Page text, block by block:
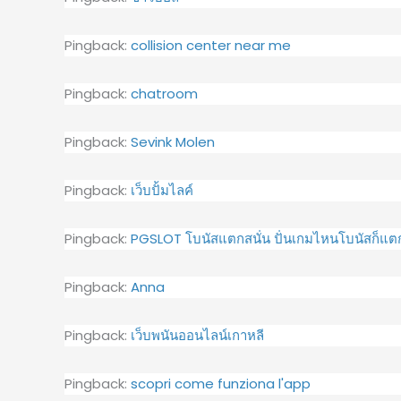
Pingback: collision center near me
Pingback: chatroom
Pingback: Sevink Molen
Pingback: เว็บปั้มไลค์
Pingback: PGSLOT โบนัสแตกสนั่น ปั่นเกมไหนโบนัสก็แ
Pingback: Anna
Pingback: เว็บพนันออนไลน์เกาหลี
Pingback: scopri come funziona l'app